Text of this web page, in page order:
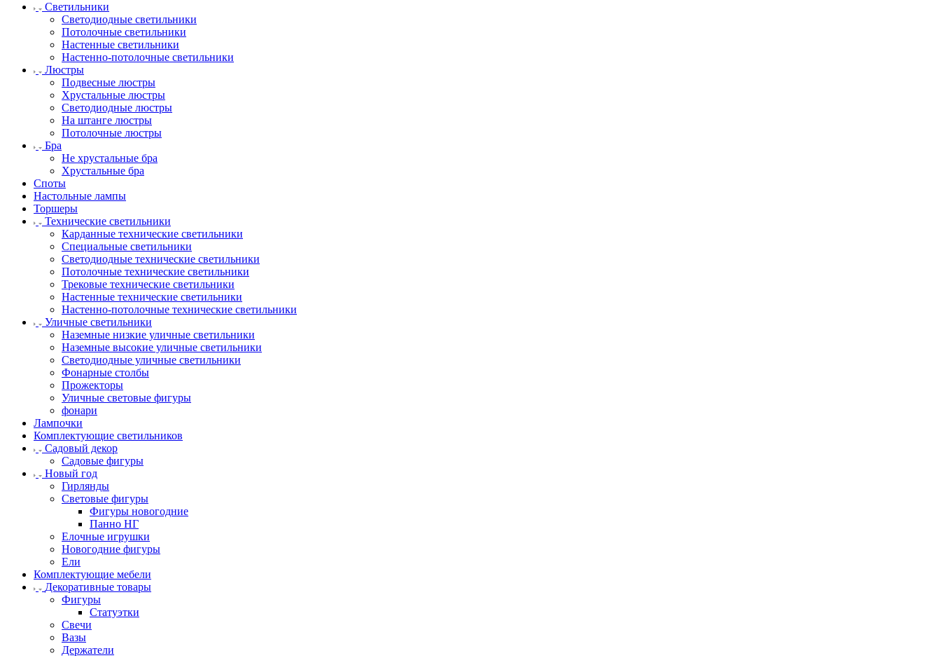
Светильники
Светодиодные светильники
Потолочные светильники
Настенные светильники
Настенно-потолочные светильники
Люстры
Подвесные люстры
Хрустальные люстры
Светодиодные люстры
На штанге люстры
Потолочные люстры
Бра
Не хрустальные бра
Хрустальные бра
Споты
Настольные лампы
Торшеры
Технические светильники
Карданные технические светильники
Специальные светильники
Светодиодные технические светильники
Потолочные технические светильники
Трековые технические светильники
Настенные технические светильники
Настенно-потолочные технические светильники
Уличные светильники
Наземные низкие уличные светильники
Наземные высокие уличные светильники
Светодиодные уличные светильники
Фонарные столбы
Прожекторы
Уличные световые фигуры
фонари
Лампочки
Комплектующие светильников
Садовый декор
Садовые фигуры
Новый год
Гирлянды
Световые фигуры
Фигуры новогодние
Панно НГ
Елочные игрушки
Новогодние фигуры
Ели
Комплектующие мебели
Декоративные товары
Фигуры
Статуэтки
Свечи
Вазы
Держатели